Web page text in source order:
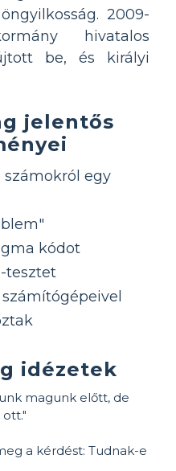
2009-
hivatalos
be, és királyi
jelentős
számokról egy
kódot
tesztet
idézetek
magunk előtt, de
a kérdést: Tudnak-e